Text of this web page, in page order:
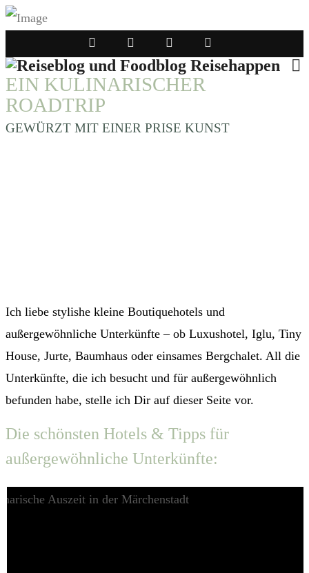
EIN KULINARISCHER
ROADTRIP
GEWÜRZT MIT EINER PRISE KUNST
Ich liebe stylishe kleine Boutiquehotels und
außergewöhnliche Unterkünfte – ob Luxushotel, Iglu, Tiny
House, Jurte, Baumhaus oder einsames Bergchalet. All die
Unterkünfte, die ich besucht und für außergewöhnlich
befunden habe, stelle ich Dir auf dieser Seite vor.
Die schönsten Hotels & Tipps für
außergewöhnliche Unterkünfte: